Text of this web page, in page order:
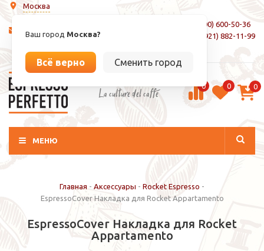
Москва
Ваш город Москва?
Всё верно Сменить город
info@espressoperfetto.ru
8 (800) 600-50-36
+7 (921) 882-11-99
La culture del caffé 0 0 0
МЕНЮ
Главная - Аксессуары - Rocket Espresso -
EspressoCover Накладка для Rocket Appartamento
EspressoCover Накладка для Rocket
Appartamento